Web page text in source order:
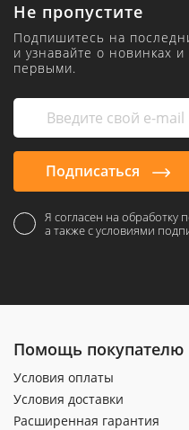
Не пропустите
Подпишитесь на
и узнавайте о новинках
первыми.
Подписаться
Я согласен на обработку
а также с условиями
Помощь покупателю
Условия оплаты
Условия доставки
Расширенная гарантия